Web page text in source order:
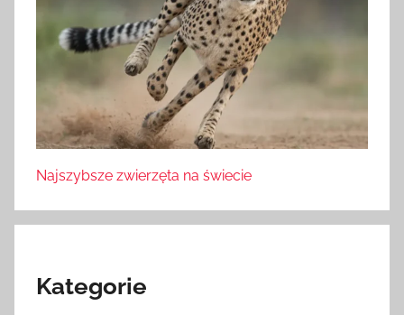
Najszybsze zwierzęta na świecie
Kategorie